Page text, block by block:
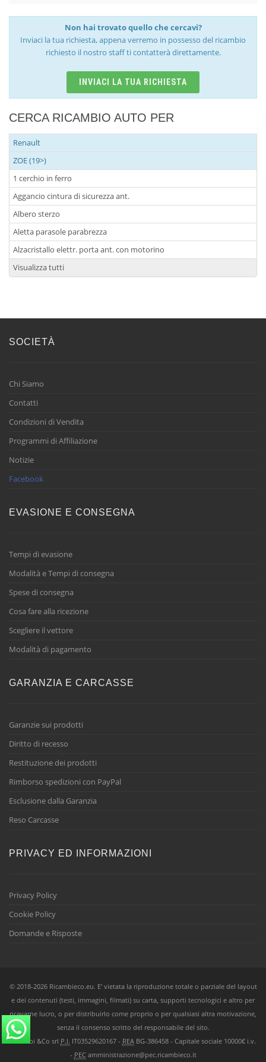
Non hai trovato quello che cercavi?
Inviaci la tua richiesta, appena verremo in possesso del ricambio
richiesto il nostro staff ti contatterà direttamente.
INVIACI LA TUA RICHIESTA
CERCA RICAMBIO AUTO PER
Renault
ZOE (19>)
1 cerchio in ferro
Aggancio cintura di sicurezza ant.
Albero sterzo
Aletta parasole parabrezza
Alzacristallo elettr. porta ant. con motorino
Visualizza tutti
SOCIETÀ
Chi Siamo
Contatti
Condizioni di Vendita
Programmi di Affiliazione
Notizie
Facebook
EVASIONE E CONSEGNA
Tempi di evasione
Modalità e Tempi di consegna
Spese di consegna
Cosa fare alla ricezione
Scegliere il vettore
Modalità di pagamento
GARANZIA E CARCASSE
Garanzie sui prodotti
Diritto di recesso
Restituzione dei prodotti
Rimborso spedizioni con PayPal
Esclusione dalla Garanzia
Reso Carcasse
PRIVACY ED INFORMAZIONI
Privacy Policy
Cookie Policy
Domande e Risposte
© 2018-2026 Ricambieco.eu. E' vietata la riproduzione totale o parziale del layout
e dei contenuti (testi, immagini, filmati) su carta, supporti tecnologici e altro per
ricavarne lucro, o per distribuirlo come proprio o per qualsiasi altra motivazione,
senza il consenso scritto del responsabile del sito.
Ricambi &Co srl P.I. IT03529620167 - REABG-386458 - Capitale sociale 10000€ i.v.
- PECamministrazione@pec.ricambieco.it